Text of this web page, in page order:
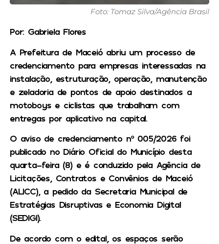
Foto: Tomaz Silva/Agência Brasil
Por: Gabriela Flores
A Prefeitura de Maceió abriu um processo de
credenciamento para empresas interessadas na
instalação, estruturação, operação, manutenção
e zeladoria de pontos de apoio destinados a
motoboys e ciclistas que trabalham com
entregas por aplicativo na capital.
O aviso de credenciamento nº 005/2026 foi
publicado no Diário Oficial do Município desta
quarta-feira (8) e é conduzido pela Agência de
Licitações, Contratos e Convênios de Maceió
(ALICC), a pedido da Secretaria Municipal de
Estratégias Disruptivas e Economia Digital
(SEDIGI).
De acordo com o edital, os espaços serão